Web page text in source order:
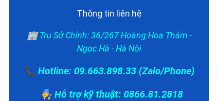
Thông tin liên hệ
🏢 Trụ Sở Chính: 36/267 Hoàng Hoa Thám -
Ngọc Hà - Hà Nội
📞 Hotline: 09.663.898.33 (Zalo/Phone)
👨‍🔧 Hỗ trợ kỹ thuật: 0866.81.2818